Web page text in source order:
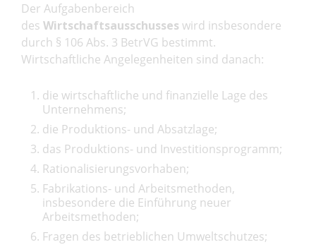
Der Aufgabenbereich
des Wirtschaftsausschusses wird insbesondere
durch § 106 Abs. 3 BetrVG bestimmt.
Wirtschaftliche Angelegenheiten sind danach:
die wirtschaftliche und finanzielle Lage des
Unternehmens;
die Produktions- und Absatzlage;
das Produktions- und Investitionsprogramm;
Rationalisierungsvorhaben;
Fabrikations- und Arbeitsmethoden,
insbesondere die Einführung neuer
Arbeitsmethoden;
Fragen des betrieblichen Umweltschutzes;